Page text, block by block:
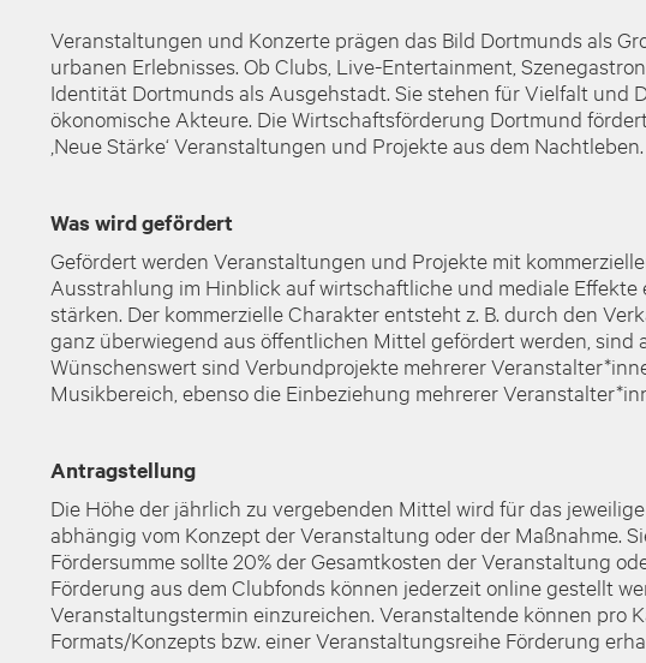
Veranstaltungen und Konzerte prägen das Bild Dortmunds als
urbanen Erlebnisses. Ob Clubs, Live-Entertainment,
Identität Dortmunds als Ausgehstadt. Sie stehen für Vielfalt
ökonomische Akteure. Die Wirtschaftsförderung Dortmund
‚Neue Stärke‘ Veranstaltungen und Projekte aus dem Nachtleben.
Was wird gefördert
Gefördert werden Veranstaltungen und Projekte mit
Ausstrahlung im Hinblick auf wirtschaftliche und mediale
stärken. Der kommerzielle Charakter entsteht z. B. durch den
ganz überwiegend aus öffentlichen Mittel gefördert werden, sind
Wünschenswert sind Verbundprojekte mehrerer
Musikbereich, ebenso die Einbeziehung mehrerer
Antragstellung
Die Höhe der jährlich zu vergebenden Mittel wird für das
abhängig vom Konzept der Veranstaltung oder der Maßnahme.
Fördersumme sollte 20% der Gesamtkosten der Veranstaltung
Förderung aus dem Clubfonds können jederzeit online gestellt
Veranstaltungstermin einzureichen. Veranstaltende können pro
Formats/Konzepts bzw. einer Veranstaltungsreihe Förderung